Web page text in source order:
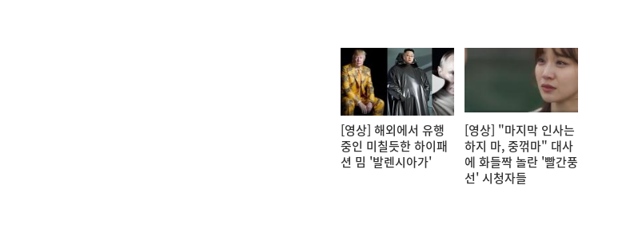
[영상] 해외에서 유행
중인 미칠듯한 하이패
션 밈 '발렌시아가'
[영상] "마지막 인사는
하지 마, 중꺾마" 대사
에 화들짝 놀란 '빨간풍
선' 시청자들